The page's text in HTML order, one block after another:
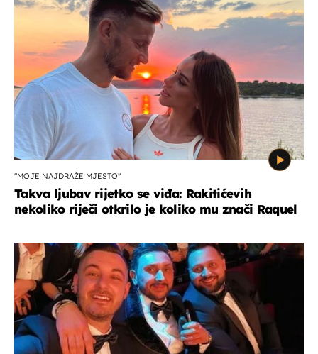
"MOJE NAJDRAŽE MJESTO"
Takva ljubav rijetko se viđa: Rakitićevih
nekoliko riječi otkrilo je koliko mu znači Raquel